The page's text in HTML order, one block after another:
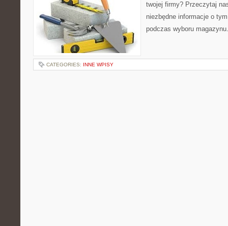
twojej firmy? Przeczytaj
niezbędne informacje o
podczas wyboru magazynu.
CATEGORIES: INNE WPISY